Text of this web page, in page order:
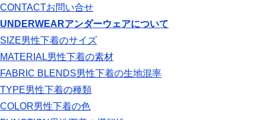
CONTACTお問い合せ
UNDERWEARアンダーウェアについて
SIZE男性下着のサイズ
MATERIAL男性下着の素材
FABRIC BLENDS男性下着の生地混率
TYPE男性下着の種類
COLOR男性下着の色